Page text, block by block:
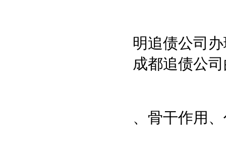
明追债公司
成都追债公
、骨干作用